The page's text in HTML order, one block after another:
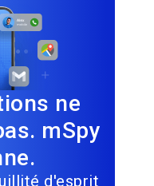
ne
mSpy
d'esprit